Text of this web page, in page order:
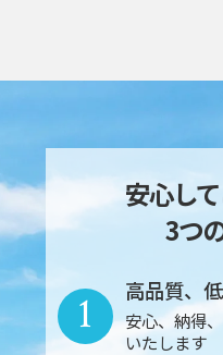
安心し
3つ
高品質、
安心、納得
いたします
1